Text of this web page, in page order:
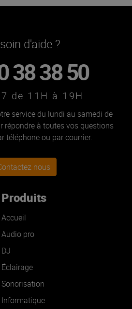
d'aide ?
38 38 50
de 11H à 19H
service du lundi au samedi de
répondre à toutes vos questions
téléphone ou par courrier.
Contactez nous
Produits
Accueil
Audio pro
DJ
Éclairage
Sonorisation
Informatique